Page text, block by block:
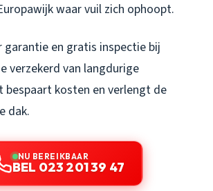
waar vuil zich ophoopt.
garantie en gratis inspectie bij
verzekerd van langdurige
bespaart kosten en verlengt de
dak.
NU BEREIKBAAR
BEL 023 201 39 47